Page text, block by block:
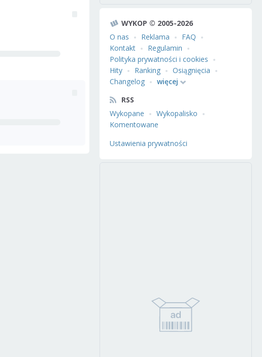
WYKOP © 2005-2026
O nas
Reklama
FAQ
Kontakt
Regulamin
Polityka prywatności i cookies
Hity
Ranking
Osiągnięcia
Changelog
więcej
RSS
Wykopane
Wykopalisko
Komentowane
Ustawienia prywatności